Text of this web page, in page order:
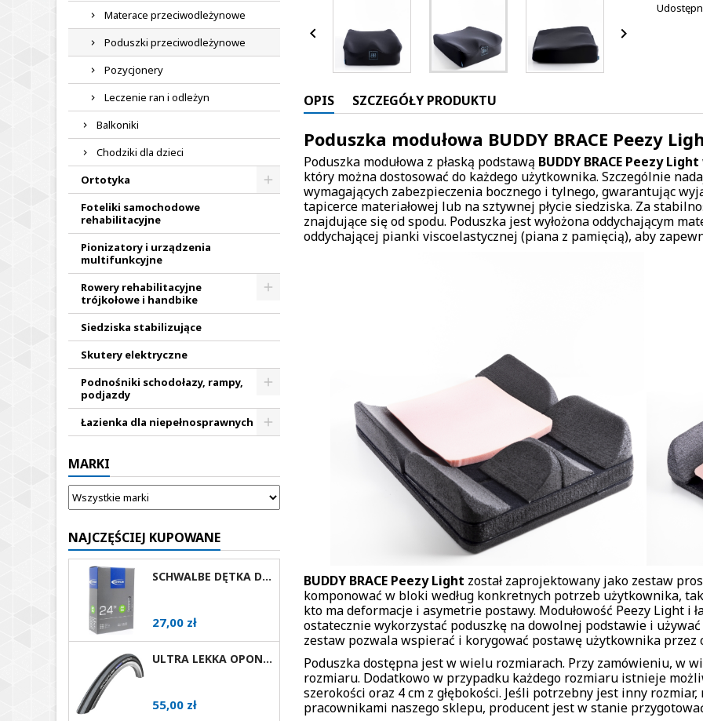
Materace przeciwodleżynowe
Poduszki przeciwodleżynowe
Pozycjonery
Leczenie ran i odleżyn
Balkoniki
Chodziki dla dzieci
Ortotyka
Foteliki samochodowe
rehabilitacyjne
Pionizatory i urządzenia
multifunkcyjne
Rowery rehabilitacyjne
trójkołowe i handbike
Siedziska stabilizujące
Skutery elektryczne
Podnośniki schodołazy, rampy,
podjazdy
Łazienka dla niepełnosprawnych
MARKI
NAJCZĘŚCIEJ KUPOWANE
SCHWALBE DĘTKA DO WÓZKA INWALIDZKIEGO 24X1 AV
Cena
27,00 zł
ULTRA LEKKA OPONA DO WÓZKA AKTYWNEGO SCHWALBE RIGHTRUN RÓŻNE ROZMIARY I KOLORY AV
Cena
55,00 zł
 
OPIS SZCZEGÓŁY PRODUKTU
Poduszka modułowa BUDDY BRACE Peezy
Poduszka modułowa z płaską podstawą BUDDY BRACE Peezy Light
który można dostosować do każdego użytkownika. Szczególnie
wymagających zabezpieczenia bocznego i tylnego, gwarantując
tapicerce materiałowej lub na sztywnej płycie siedziska. Za
znajdujące się od spodu. Poduszka jest wyłożona oddychającym
oddychającej pianki viscoelastycznej (piana z pamięcią), aby
BUDDY BRACE Peezy Light został zaprojektowany jako zestaw
komponować w bloki według konkretnych potrzeb użytkownika,
kto ma deformacje i asymetrie postawy. Modułowość Peezy Light i
ostatecznie wykorzystać poduszkę na dowolnej podstawie i
zestaw pozwala wspierać i korygować postawę użytkownika przez
Poduszka dostępna jest w wielu rozmiarach. Przy zamówieniu, w
rozmiaru. Dodatkowo w przypadku każdego rozmiaru istnieje
szerokości oraz 4 cm z głębokości. Jeśli potrzebny jest inny
pracownikami naszego sklepu, producent jest w stanie